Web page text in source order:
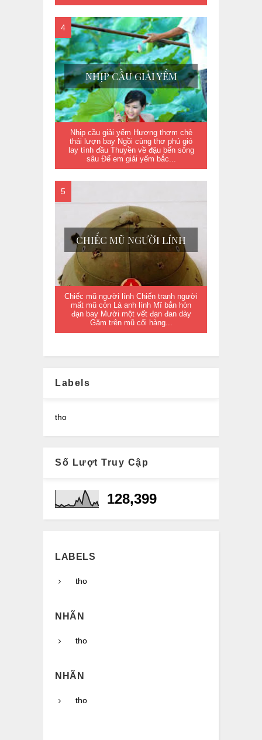
NHỊP CẦU GIẢI YẾM
Nhịp cầu giải yếm Hương thơm chè
thái lượn bay Ngồi cùng thơ phú gió
lay tình đầu Thuyền về đậu bến sông
sâu Để em giải yếm bắc...
CHIẾC MŨ NGƯỜI LÍNH
Chiếc mũ người lính Chiến tranh người
mất mũ còn Là anh lính Mĩ bắn hòn
đạn bay Mười một vết đạn đan dày
Găm trên mũ cối hàng...
Labels
tho
Số Lượt Truy Cập
128,399
LABELS
tho
NHÃN
tho
NHÃN
tho